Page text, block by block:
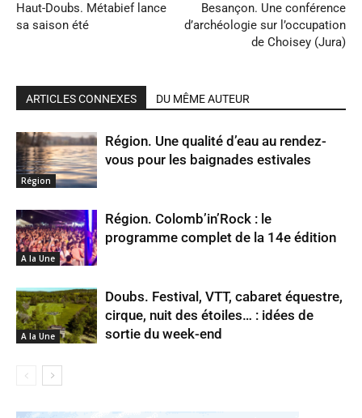
Haut-Doubs. Métabief lance
sa saison été
Besançon. Une conférence
d’archéologie sur l’occupation
de Choisey (Jura)
ARTICLES CONNEXES DU MÊME AUTEUR
Région
Région. Une qualité d’eau au rendez-
vous pour les baignades estivales
A la Une
Région. Colomb’in’Rock : le
programme complet de la 14e édition
A la Une
Doubs. Festival, VTT, cabaret équestre,
cirque, nuit des étoiles… : idées de
sortie du week-end